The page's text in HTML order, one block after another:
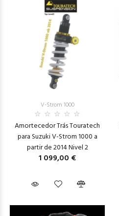
V-Strom 1000
Amortecedor Trás Touratech
para Suzuki V-Strom 1000 a
partir de 2014 Nivel 2
1 099,00 €